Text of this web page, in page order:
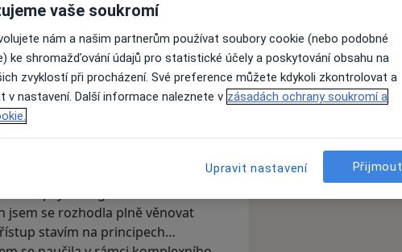
Proto bohužel nebudu moci
situace dovolí, ráda bych v
zejména v online podobě. Těžce
prosinci...uvidíme.
a pracuji jako psycholog a
jsem humanistiku se
psychologii. Po devíti letech
jsem se rozhodla plně věnovat
stavím na principech
vaše soukromí
nám a našim partnerům používat soubory cookie (nebo podobné
ke shromažďování údajů pro statistické účely a poskytování obsahu na
zvyklostí při procházení. Své preference můžete kdykoli zkontrolovat a
v nastavení. Další informace naleznete v zásadách ochrany soukromí a
Upravit nastavení Přijmout